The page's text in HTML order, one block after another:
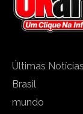
Últimas Notícias
Brasil
mundo